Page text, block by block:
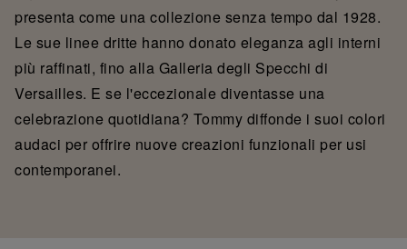
presenta come una collezione senza tempo dal 1928.
Le sue linee dritte hanno donato eleganza agli interni
più raffinati, fino alla Galleria degli Specchi di
Versailles. E se l'eccezionale diventasse una
celebrazione quotidiana? Tommy diffonde i suoi colori
audaci per offrire nuove creazioni funzionali per usi
contemporanei.